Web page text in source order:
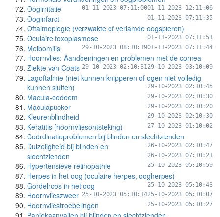
01-11-2023 12:11:06
Oogirritatie 01-11-2023 07:11:00
Ooginfarct 01-11-2023 07:11:35
Oftalmoplegie (verzwakte of verlamde oogspieren)
01-11-2023 07:11:51
Oculaire toxoplasmose
01-11-2023 07:11:44
Meibomitis 29-10-2023 08:10:19
Hoornvlies: Aandoeningen en problemen met de cornea
29-10-2023 03:10:09
Ziekte van Coats 29-10-2023 02:10:31
Lagoftalmie (niet kunnen knipperen of ogen niet volledig
kunnen sluiten)
29-10-2023 02:10:45
Macula-oedeem 29-10-2023 02:10:30
Maculapucker 29-10-2023 02:10:20
Kleurenblindheid 29-10-2023 02:10:30
Keratitis (hoornvliesontsteking) 27-10-2023 01:10:02
Coördinatieproblemen bij blinden en slechtzienden
26-10-2023 02:10:47
Duizeligheid bij blinden en
slechtzienden
26-10-2023 07:10:21
Hypertensieve retinopathie 25-10-2023 05:10:59
Herpes in het oog (oculaire herpes, oogherpes)
25-10-2023 05:10:43
Gordelroos in het oog
25-10-2023 05:10:07
Hoornvlieszweer 25-10-2023 05:10:14
Hoornvliestroebelingen 25-10-2023 05:10:27
Paniekaanvallen bij blinden en slechtzienden